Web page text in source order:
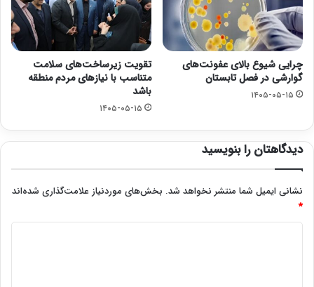
چرایی شیوع بالای عفونت‌های
گوارشی در فصل تابستان
۱۴۰۵-۰۵-۱۵
تقویت زیرساخت‌های سلامت
متناسب با نیازهای مردم منطقه
باشد
۱۴۰۵-۰۵-۱۵
دیدگاهتان را بنویسید
نشانی ایمیل شما منتشر نخواهد شد. بخش‌های موردنیاز علامت‌گذاری شده‌اند
*